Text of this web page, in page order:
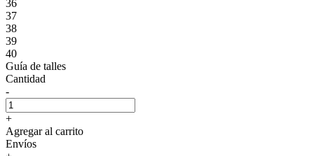
36
37
38
39
40
Guía de talles
Cantidad
-
+
Agregar al carrito
Envíos